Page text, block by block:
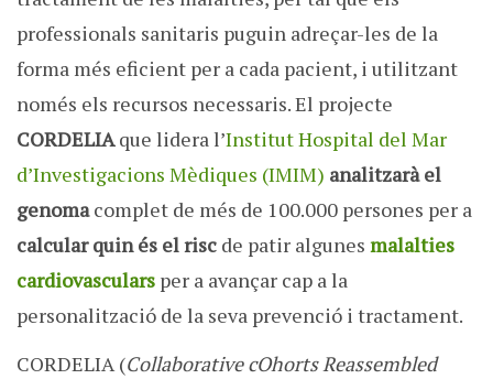
professionals sanitaris puguin adreçar-les de la
forma més eficient per a cada pacient, i utilitzant
només els recursos necessaris. El projecte
CORDELIAque lidera l’Institut Hospital del Mar
d’Investigacions Mèdiques (IMIM) analitzarà el
genomacomplet de més de 100.000 persones per a
calcular quin és el risc de patir algunes malalties
cardiovasculars per a avançar cap a la
personalització de la seva prevenció i tractament.
CORDELIA (Collaborative cOhorts Reassembled